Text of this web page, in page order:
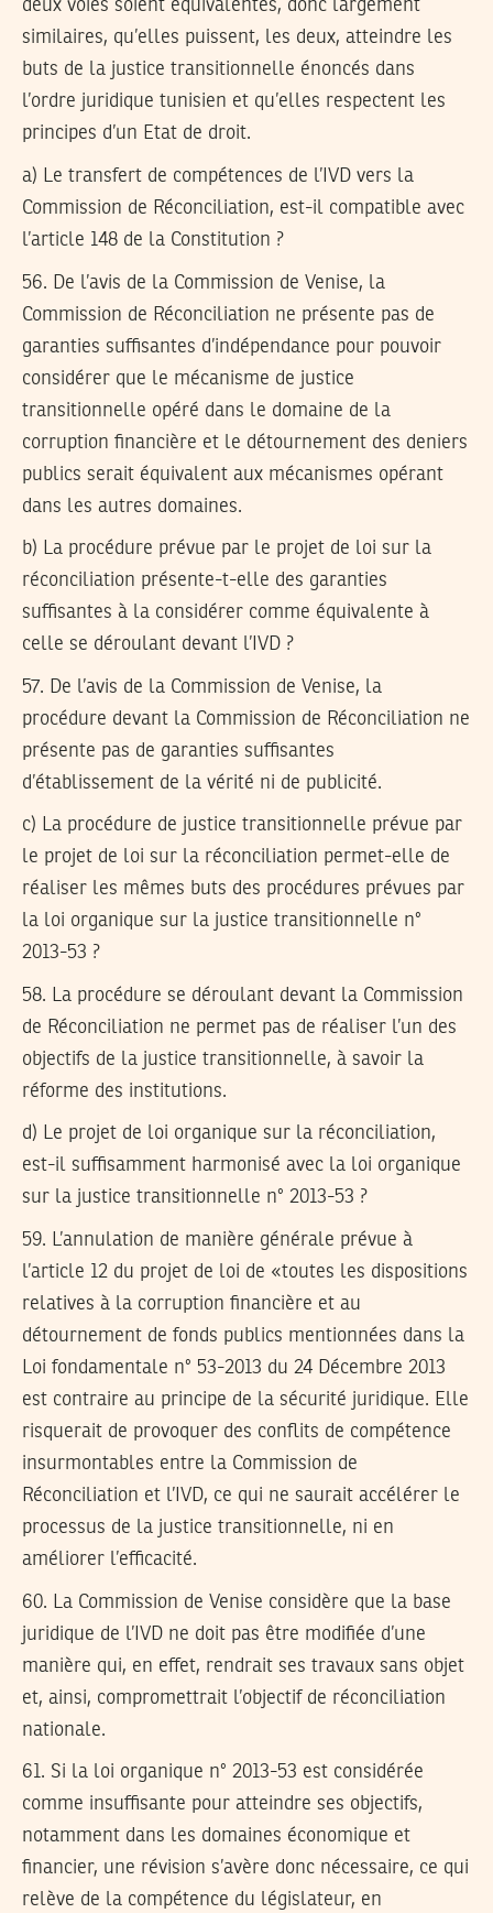
deux voies soient équivalentes, donc largement
similaires, qu’elles puissent, les deux, atteindre les
buts de la justice transitionnelle énoncés dans
l’ordre juridique tunisien et qu’elles respectent les
principes d’un Etat de droit.
a) Le transfert de compétences de l’IVD vers la
Commission de Réconciliation, est-il compatible avec
l’article 148 de la Constitution ?
56. De l’avis de la Commission de Venise, la
Commission de Réconciliation ne présente pas de
garanties suffisantes d’indépendance pour pouvoir
considérer que le mécanisme de justice
transitionnelle opéré dans le domaine de la
corruption financière et le détournement des deniers
publics serait équivalent aux mécanismes opérant
dans les autres domaines.
b) La procédure prévue par le projet de loi sur la
réconciliation présente-t-elle des garanties
suffisantes à la considérer comme équivalente à
celle se déroulant devant l’IVD ?
57. De l’avis de la Commission de Venise, la
procédure devant la Commission de Réconciliation ne
présente pas de garanties suffisantes
d’établissement de la vérité ni de publicité.
c) La procédure de justice transitionnelle prévue par
le projet de loi sur la réconciliation permet-elle de
réaliser les mêmes buts des procédures prévues par
la loi organique sur la justice transitionnelle n°
2013-53 ?
58. La procédure se déroulant devant la Commission
de Réconciliation ne permet pas de réaliser l’un des
objectifs de la justice transitionnelle, à savoir la
réforme des institutions.
d) Le projet de loi organique sur la réconciliation,
est-il suffisamment harmonisé avec la loi organique
sur la justice transitionnelle n° 2013-53 ?
59. L’annulation de manière générale prévue à
l’article 12 du projet de loi de «toutes les dispositions
relatives à la corruption financière et au
détournement de fonds publics mentionnées dans la
Loi fondamentale n° 53-2013 du 24 Décembre 2013
est contraire au principe de la sécurité juridique. Elle
risquerait de provoquer des conflits de compétence
insurmontables entre la Commission de
Réconciliation et l’IVD, ce qui ne saurait accélérer le
processus de la justice transitionnelle, ni en
améliorer l’efficacité.
60. La Commission de Venise considère que la base
juridique de l’IVD ne doit pas être modifiée d’une
manière qui, en effet, rendrait ses travaux sans objet
et, ainsi, compromettrait l’objectif de réconciliation
nationale.
61. Si la loi organique n° 2013-53 est considérée
comme insuffisante pour atteindre ses objectifs,
notamment dans les domaines économique et
financier, une révision s’avère donc nécessaire, ce qui
relève de la compétence du législateur, en